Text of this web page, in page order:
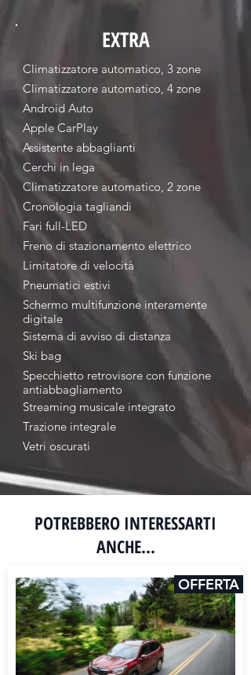
EXTRA
Climatizzatore automatico, 3 zone
Climatizzatore automatico, 4 zone
Android Auto
Apple CarPlay
Assistente abbaglianti
Cerchi in lega
Climatizzatore automatico, 2 zone
Cronologia tagliandi
Fari full-LED
Freno di stazionamento elettrico
Limitatore di velocità
Pneumatici estivi
Schermo multifunzione interamente
digitale
Sistema di avviso di distanza
Ski bag
Specchietto retrovisore con funzione
antiabbagliamento
Streaming musicale integrato
Trazione integrale
Vetri oscurati
POTREBBERO INTERESSARTI
ANCHE...
OFFERTA